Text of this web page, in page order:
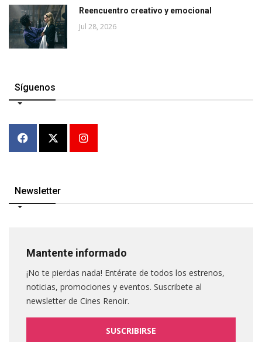
Reencuentro creativo y emocional
Jul 28, 2026
Síguenos
Newsletter
Mantente informado
¡No te pierdas nada! Entérate de todos los estrenos,
noticias, promociones y eventos. Suscribete al
newsletter de Cines Renoir.
SUSCRIBIRSE